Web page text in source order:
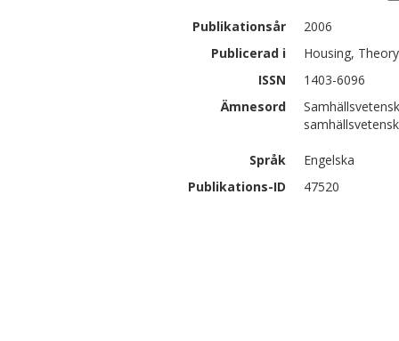
Publikationsår
2006
Publicerad i
Housing,
ISSN
1403-6096
Ämnesord
Språk
Engelska
Publikations-ID
47520